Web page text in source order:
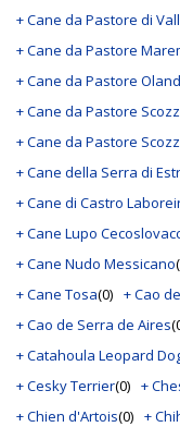
+ Cane da Pastore di
+ Cane da Pastore
+ Cane da Pastore
+ Cane da Pastore
+ Cane da Pastore
+ Cane della Serra di
+ Cane di Castro
+ Cane Lupo
+ Cane Nudo Messicano
+ Cane Tosa(0) + Cao
+ Cao de Serra de Aires
+ Catahoula Leopard
+ Cesky Terrier(0) +
+ Chien d'Artois(0) +